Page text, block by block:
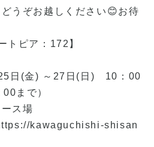
うぞお越しください😊お待
トピア：172】
25日(金) ～27日(日) 10：00
まで）
ス場
kawaguchishi-shisan